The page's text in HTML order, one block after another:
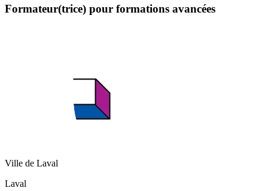
Formateur(trice) pour formations avancées
Ville de Laval
Laval